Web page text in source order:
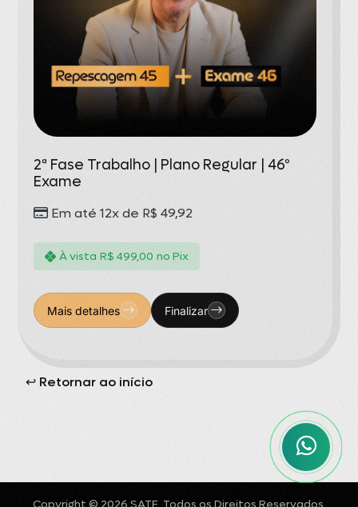
2ª Fase Trabalho | Plano Regular | 46º
Exame
Em até 12x de R$ 49,92
À vista R$ 499,00 no Pix
Mais detalhes Finalizar
↩︎ Retornar ao início